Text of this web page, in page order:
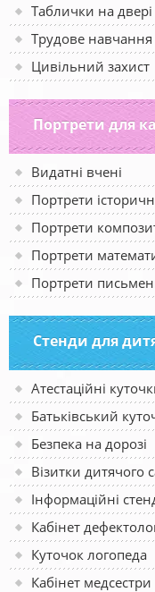
Таблички на двері
Трудове навчання
Цивільний захист
Портрети для
Видатні вчені
Портрети
Портрети
Портрети
Портрети
Стенди для
Атестаційні
Батьківський
Безпека на дорозі
Візитки дитячого
Інформаційні
Кабінет
Куточок логопеда
Кабінет медсестри